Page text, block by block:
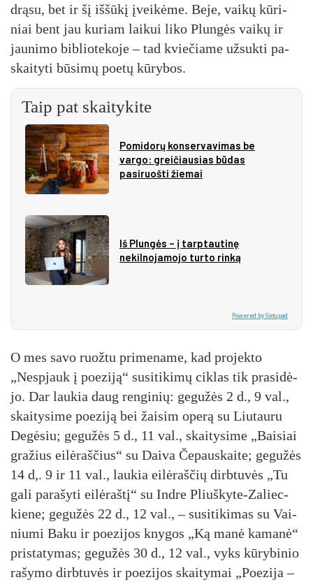
drą­su, bet ir šį iš­šū­kį įvei­kė­me. Be­je, vai­kų kū­ri­
niai bent jau ku­riam lai­kui li­ko Plun­gės vai­kų ir
jau­ni­mo bib­lio­te­ko­je – tad kvie­čia­me už­suk­ti pa­
skai­ty­ti bū­si­mų poe­tų kū­ry­bos.
Taip pat skaitykite
Pomidorų konservavimas be
vargo: greičiausias būdas
pasiruošti žiemai
Iš Plungės – į tarptautinę
nekilnojamojo turto rinką
Powered by Setupad
O mes sa­vo ruož­tu pri­me­na­me, kad pro­jek­to
„Nesp­jauk į poe­zi­ją“ su­si­ti­ki­mų cik­las tik pra­si­dė­
jo. Dar lau­kia daug ren­gi­nių: ge­gu­žės 2 d., 9 val.,
skai­ty­si­me poe­zi­ją bei žai­sim ope­rą su Liu­tau­ru
De­gė­siu; ge­gu­žės 5 d., 11 val., skai­ty­si­me „Bai­siai
gra­žius ei­lė­raš­čius“ su Dai­va Če­paus­kai­te; ge­gu­žės
14 d,. 9 ir 11 val., lau­kia ei­lė­raš­čių dirb­tu­vės „Tu
ga­li pa­ra­šy­ti ei­lė­raš­tį“ su Ind­re Pliuš­ky­te-Za­liec­
kie­ne; ge­gu­žės 22 d., 12 val., – su­si­ti­ki­mas su Vai­
niu­mi Ba­ku ir poe­zi­jos kny­gos „Ką ma­nė ka­ma­nė“
pri­sta­ty­mas; ge­gu­žės 30 d., 12 val., vyks kū­ry­bi­nio
ra­šy­mo dirb­tu­vės ir poe­zi­jos skai­ty­mai „Poe­zi­ja –